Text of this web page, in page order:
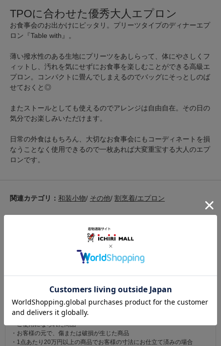
TPOに合わせた優秀大人エプロン
お食事会のお出かけにピッタリ。プリーツタイプのディナーエプ
ロン『Table with』。
薄い撥水性のある生地にプリーツをあしらって、体にやさしくフ
ィットし、汚れを気にせずにお食事を楽しむことができる高級エ
プロン。コンパクトに畳んでしまえるのでバッグにそっとしのば
せておくと◎
またストールとしても使えるのでアレンジは自由自在。その日の
気分でお楽しみいただけます。
日常の外食はもちろん、大切なお食事会にもコーディネートを損
なうことなく使用できるので一枚あれば大変重宝する大人のエプ
ロンです。
関連カテゴリ： 和装小物/ その他/ 割烹着/エプロン
こちらの商品も見ています
お仕立て後、お客様の手元に届いてから30日以内であれば返品可能です。
返品にかかる送料は無料です。
ただし次に該当するものは返品をお受けできません。
・商品到着後31日以上経過した商品
・ご使用になられた商品
・お客様の元で、傷または破損が生じた商品
・1点あたり20万円以上の商品でお客様の寸法にお仕立て済みの場合